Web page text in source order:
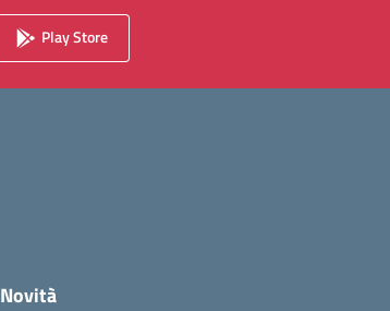
Play Store
Novità